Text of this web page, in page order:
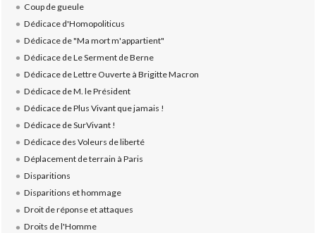
Coup de gueule
Dédicace d'Homopoliticus
Dédicace de "Ma mort m'appartient"
Dédicace de Le Serment de Berne
Dédicace de Lettre Ouverte à Brigitte Macron
Dédicace de M. le Président
Dédicace de Plus Vivant que jamais !
Dédicace de SurVivant !
Dédicace des Voleurs de liberté
Déplacement de terrain à Paris
Disparitions
Disparitions et hommage
Droit de réponse et attaques
Droits de l'Homme